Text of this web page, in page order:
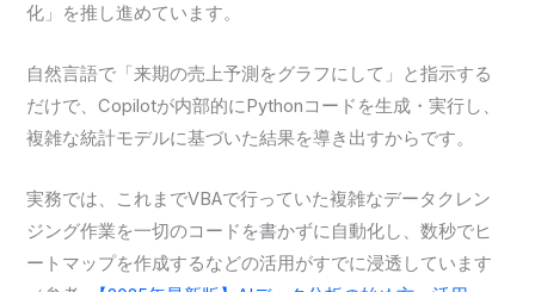
化」を推し進めています。
自然言語で「来期の売上予測をグラフにして」と指示する
だけで、Copilotが内部的にPythonコードを生成・実行し、
複雑な統計モデルに基づいた結果を導き出すからです。
実務では、これまでVBAで行っていた複雑なデータクレン
ジング作業を一切のコードを書かずに自動化し、数秒でヒ
ートマップを作成するなどの活用がすでに浸透しています